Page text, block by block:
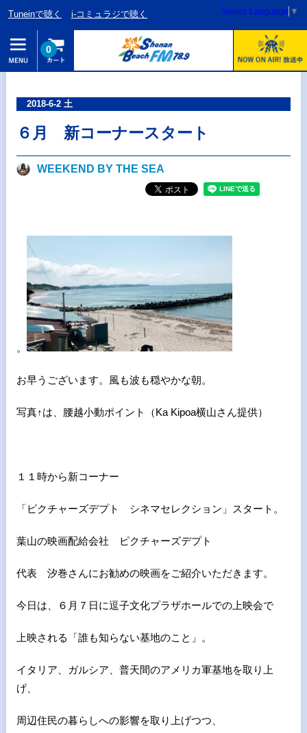
Tuneinで聴く i-コミュラジで聴く Select Language ▼
0
2018-6-2 土
６月 新コーナースタート
WEEKEND BY THE SEA
。
お早うございます。風も波も穏やかな朝。
写真↑は、腰越小動ポイント（Ka Kipoa横山さん提供）
１１時から新コーナー
「ピクチャーズデプト シネマセレクション」スタート。
葉山の映画配給会社 ピクチャーズデプト
代表 汐巻さんにお勧めの映画をご紹介いただきます。
今日は、６月７日に逗子文化プラザホールでの上映会で
上映される「誰も知らない基地のこと」。
イタリア、ガルシア、普天間のアメリカ軍基地を取り上
げ、
周辺住民の暮らしへの影響を取り上げつつ、